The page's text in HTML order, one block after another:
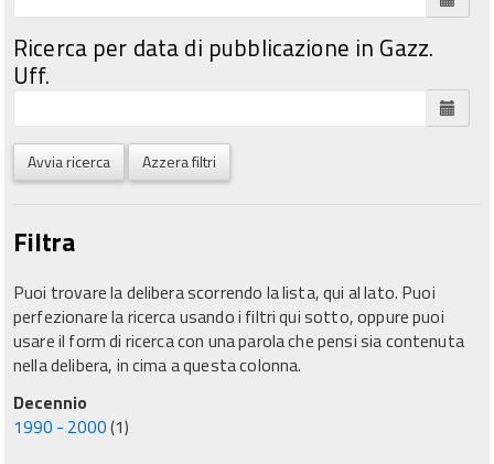
Ricerca per data di pubblicazione in Gazz.
Uff.
Avvia ricerca Azzera filtri
Filtra
Puoi trovare la delibera scorrendo la lista, qui al lato. Puoi
perfezionare la ricerca usando i filtri qui sotto, oppure puoi
usare il form di ricerca con una parola che pensi sia contenuta
nella delibera, in cima a questa colonna.
Decennio
1990 - 2000(1)